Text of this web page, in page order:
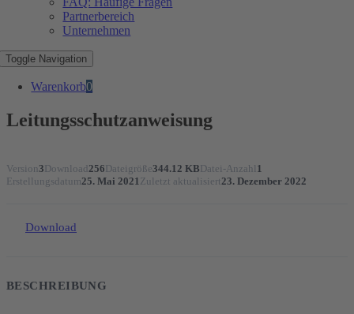
Partnerbereich
Unternehmen
Toggle Navigation
Warenkorb0
Leitungsschutzanweisung
Version3Download 256Dateigröße344.12 KBDatei-Anzahl 1
Erstellungsdatum25. Mai 2021 Zuletzt aktualisiert 23. Dezember 2022
Download
BESCHREIBUNG